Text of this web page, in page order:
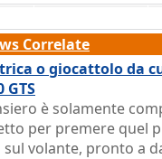
Correlate
o giocattolo da
GTS
è solamente
per premere quel
volante, pronto a